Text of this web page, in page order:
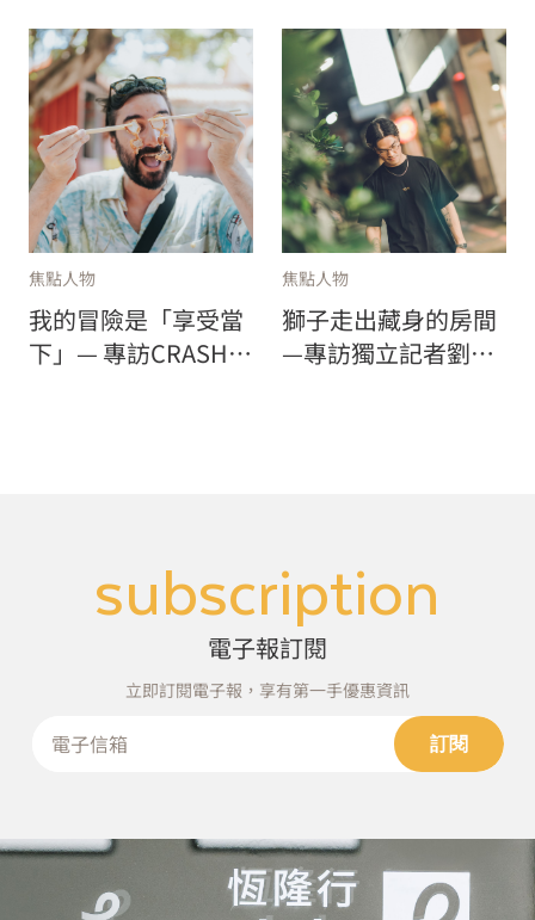
焦點人物
我的冒險是「享受當
下」— 專訪CRASH
焦點人物
獅子走出藏身的房間
—專訪獨立記者劉致
subscription
電子報訂閱
立即訂閱電子報，享有第一手優惠資訊
訂閱